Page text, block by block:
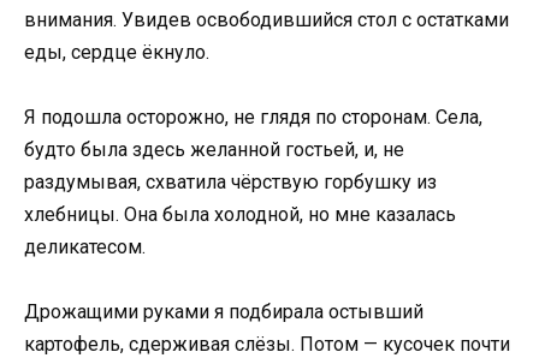
внимания. Увидев освободившийся стол с остатками
еды, сердце ёкнуло.
Я подошла осторожно, не глядя по сторонам. Села,
будто была здесь желанной гостьей, и, не
раздумывая, схватила чёрствую горбушку из
хлебницы. Она была холодной, но мне казалась
деликатесом.
Дрожащими руками я подбирала остывший
картофель, сдерживая слёзы. Потом — кусочек почти